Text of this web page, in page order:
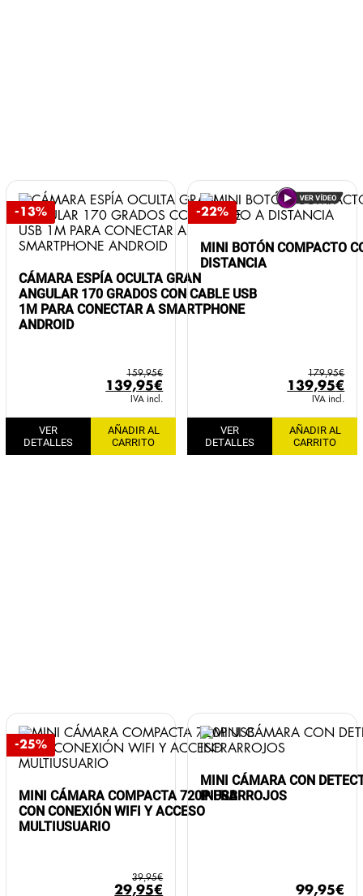
-13%
CÁMARA ESPÍA OCULTA GRAN
ANGULAR 170 GRADOS CON CABLE USB
1M PARA CONECTAR A SMARTPHONE
ANDROID
159,95€
El
precio
original
era:
159,95€.
139,95€
precio
actual
139,95€.
IVA incl.
VER
DETALLES
AÑADIR AL
CARRITO
-22%
MINI BOTÓN COMPACTO
DISTANCIA
179,95€
El
precio
original
era:
179,95€.
139,95€
IVA incl.
VER
DETALLES
AÑADIR AL
CARRITO
-25%
MINI CÁMARA COMPACTA 720P USB
CON CONEXIÓN WIFI Y ACCESO
MULTIUSUARIO
39,95€
El
29,95€
MINI CÁMARA CON
INFRARROJOS
99,95€